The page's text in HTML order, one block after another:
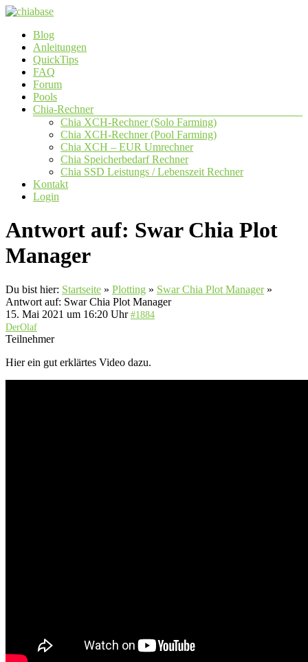
Zum
springen
chiabase
CHIA
Info-
Community
Seite
Menü
Blog
Anleitungen
QuickTips
FAQ
Forum
Pools
Chia-Rechner
Chia XCH-Rechner (Solo Farming)
Chia XCH-Rechner (Pool Farming)
Chia XCH – EUR Umrechner
Chia Speicherbedarf Rechner
Chia SSD Leistungs / Lebenszeit Rechner
Kontakt
Login
Antwort auf: Swar Chia Plot
Manager
Du bist hier: Startseite » Plotting » Swar Chia Plot Manager»
Antwort auf: Swar Chia Plot Manager
15. Mai 2021 um 16:20 Uhr #1884
DerOlaf
Teilnehmer
Hier ein gut erklärtes Video dazu.